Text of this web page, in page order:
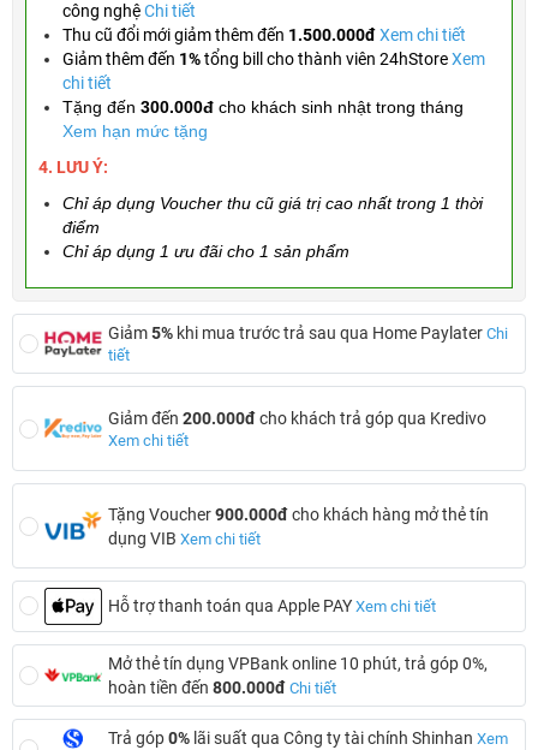
công nghệChi tiết
Thu cũ đổi mới giảm thêm đến 1.500.000đXem chi tiết
Giảm thêm đến 1%tổng bill cho thành viên 24hStoreXem
chi tiết
Tặng đến 300.000đ cho khách sinh nhật trong tháng
Xem hạn mức tặng
4. LƯU Ý:
Chỉ áp dụng Voucher thu cũ giá trị cao nhất trong 1 thời
điểm
Chỉ áp dụng 1 ưu đãi cho 1 sản phẩm
Giảm5% khi mua trước trả sau qua Home Paylater Chi
tiết
Giảm đến 200.000đcho khách trả góp qua Kredivo
Xem chi tiết
Tặng Voucher900.000đcho khách hàng mở thẻ tín
dụng VIB Xem chi tiết
Hỗ trợ thanh toán qua Apple PAY Xem chi tiết
Mở thẻ tín dụng VPBank online 10 phút, trả góp 0%,
hoàn tiền đến 800.000đ Chi tiết
Trả góp0% lãi suất qua Công ty tài chính Shinhan Xem